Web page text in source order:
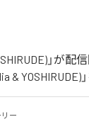
」が
YOSHIRUDE)
ー